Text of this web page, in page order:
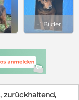
+1 Bilder
zurückhaltend,